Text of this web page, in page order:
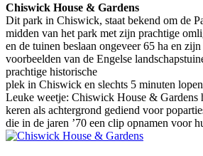
Chiswick House & Gardens
Dit park in Chiswick, staat bekend om de
midden van het park met zijn prachtige
en de tuinen beslaan ongeveer 65 ha en
voorbeelden van de Engelse
prachtige historische
plek in Chiswick en slechts 5 minuten
Leuke weetje: Chiswick House & Gardens
keren als achtergrond gediend voor
die in de jaren ’70 een clip opnamen voor